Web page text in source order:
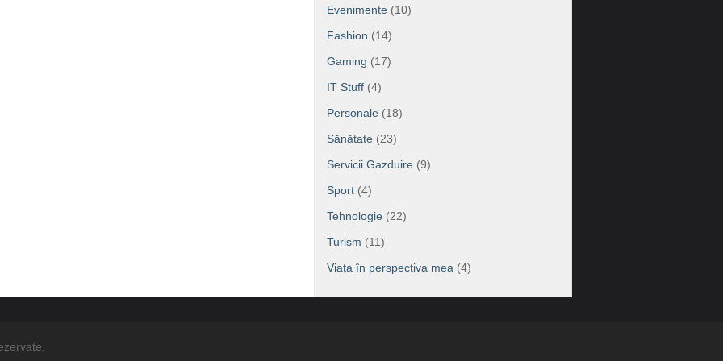
Evenimente (10)
Fashion (14)
Gaming (17)
IT Stuff (4)
Personale (18)
Sănătate (23)
Servicii Gazduire (9)
Sport (4)
Tehnologie (22)
Turism (11)
Viața în perspectiva mea (4)